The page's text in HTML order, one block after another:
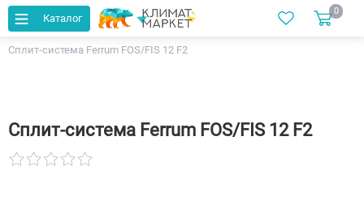
Каталог
0
Главная Каталог
Кондиционеры
Сплит-система Ferrum FOS/FIS 12 F2
Сплит-система Ferrum FOS/FIS 12 F2